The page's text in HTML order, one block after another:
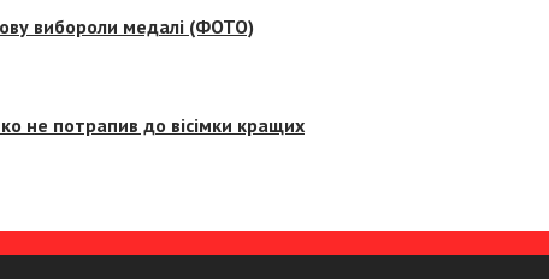
вибороли медалі (ФОТО)
не потрапив до вісімки кращих